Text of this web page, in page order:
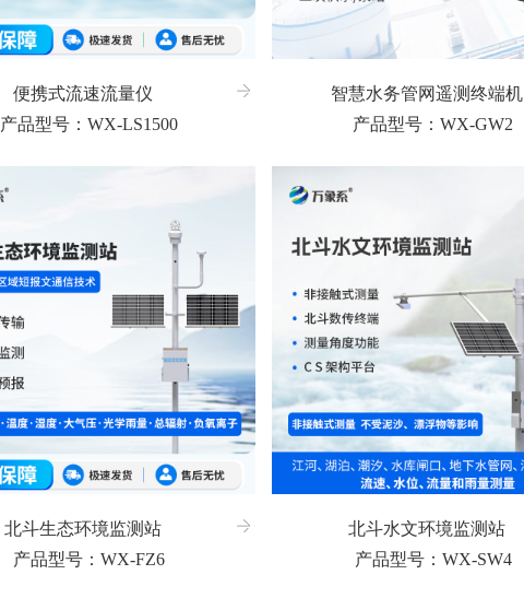
便携式流速流量仪
产品型号：WX-LS1500
智慧水务管网遥测终端机
产品型号：WX-GW2
北斗生态环境监测站
产品型号：WX-FZ6
北斗水文环境监测站
产品型号：WX-SW4